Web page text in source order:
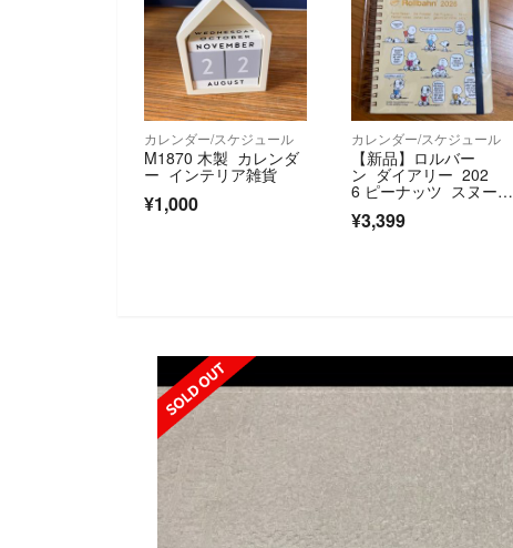
カレンダー/スケジュール
M1870 木製 カレンダ
ー インテリア雑貨
¥1,000
カレンダー/スケジュール
【新品】ロルバー
ン ダイアリー 202
6 ピーナッツ スヌーピ
ー プラザ限定
¥3,399